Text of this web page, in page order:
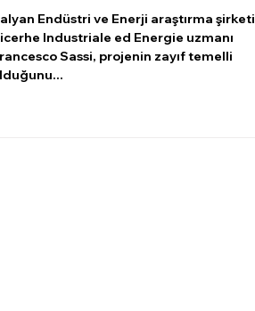
Endüstri ve Enerji araştırma şirketi
Industriale ed Energie uzmanı
Sassi, projenin zayıf temelli